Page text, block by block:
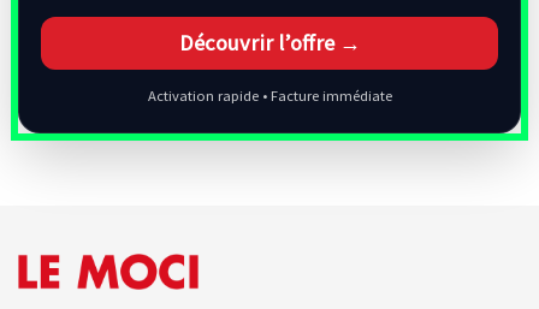
Découvrir l’offre →
Activation rapide • Facture immédiate